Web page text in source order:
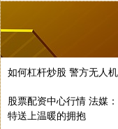
如何杠杆炒股 警方无人
股票配资中心行情 法媒
特送上温暖的拥抱